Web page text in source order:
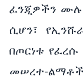
ፈንጂዎችን
ሲሆን፣
በጦርነቱ
መሠረተ-